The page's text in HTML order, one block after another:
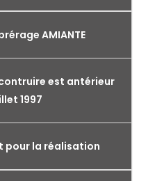
AMIANTE
est antérieur
1997
pour la réalisation